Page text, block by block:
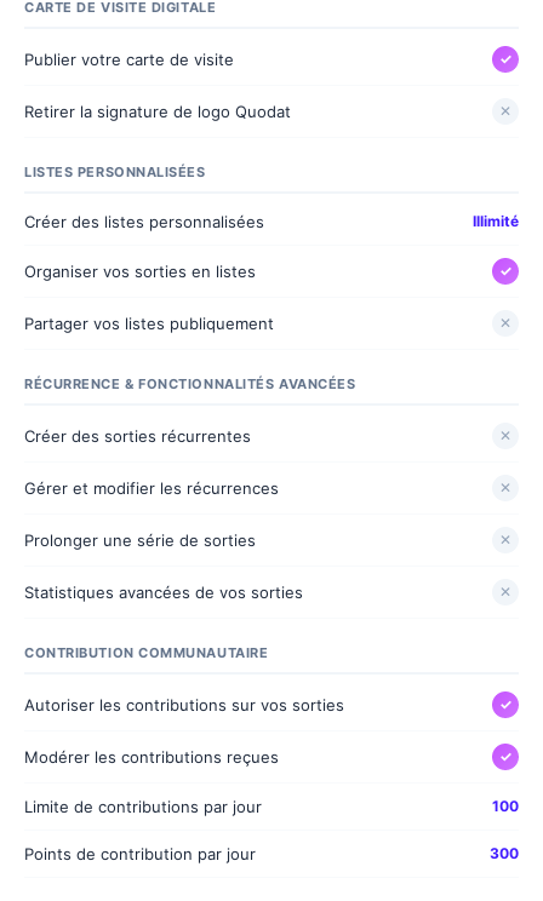
CARTE DE VISITE DIGITALE
Publier votre carte de visite ✓
Retirer la signature de logo Quodat ✕
LISTES PERSONNALISÉES
Créer des listes personnalisées Illimité
Organiser vos sorties en listes ✓
Partager vos listes publiquement ✕
RÉCURRENCE & FONCTIONNALITÉS AVANCÉES
Créer des sorties récurrentes ✕
Gérer et modifier les récurrences ✕
Prolonger une série de sorties ✕
Statistiques avancées de vos sorties ✕
CONTRIBUTION COMMUNAUTAIRE
Autoriser les contributions sur vos sorties ✓
Modérer les contributions reçues ✓
Limite de contributions par jour 100
Points de contribution par jour 300